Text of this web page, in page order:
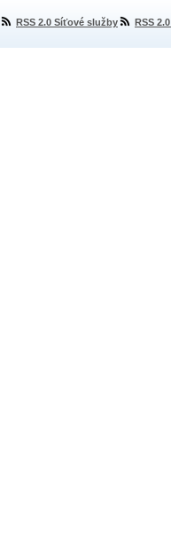
RSS 2.0 Síťové služby RSS